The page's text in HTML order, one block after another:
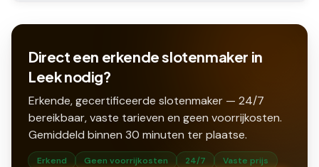
Direct een erkende slotenmaker in
Leek nodig?
Erkende, gecertificeerde slotenmaker — 24/7
bereikbaar, vaste tarieven en geen voorrijkosten.
Gemiddeld binnen 30 minuten ter plaatse.
Erkend Geen voorrijkosten 24/7 Vaste prijs